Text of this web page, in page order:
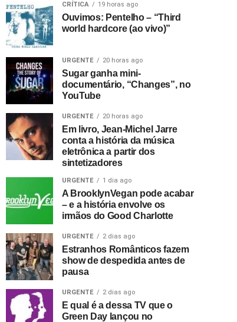
CRÍTICA 19 horas ago
Ouvimos: Pentelho – “Third
world hardcore (ao vivo)”
URGENTE 20 horas ago
Sugar ganha mini-
documentário, “Changes”, no
YouTube
URGENTE 20 horas ago
Em livro, Jean-Michel Jarre
conta a história da música
eletrônica a partir dos
sintetizadores
URGENTE 1 dia ago
A BrooklynVegan pode acabar
– e a história envolve os
irmãos do Good Charlotte
URGENTE 2 dias ago
Estranhos Românticos fazem
show de despedida antes de
pausa
URGENTE 2 dias ago
E qual é a dessa TV que o
Green Day lançou no